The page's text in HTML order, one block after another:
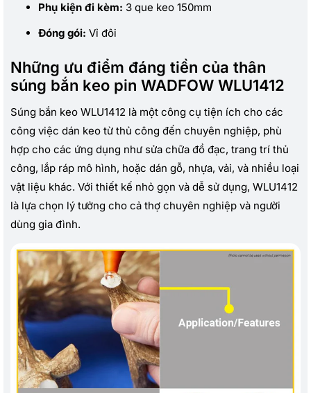
Phụ kiện đi kèm: 3 que keo 150mm
Đóng gói: Vỉ đôi
Những ưu điểm đáng tiền của thân
súng bắn keo pin WADFOW WLU1412
Súng bắn keo WLU1412 là một công cụ tiện ích cho các
công việc dán keo từ thủ công đến chuyên nghiệp, phù
hợp cho các ứng dụng như sửa chữa đồ đạc, trang trí thủ
công, lắp ráp mô hình, hoặc dán gỗ, nhựa, vải, và nhiều loại
vật liệu khác. Với thiết kế nhỏ gọn và dễ sử dụng, WLU1412
là lựa chọn lý tưởng cho cả thợ chuyên nghiệp và người
dùng gia đình.